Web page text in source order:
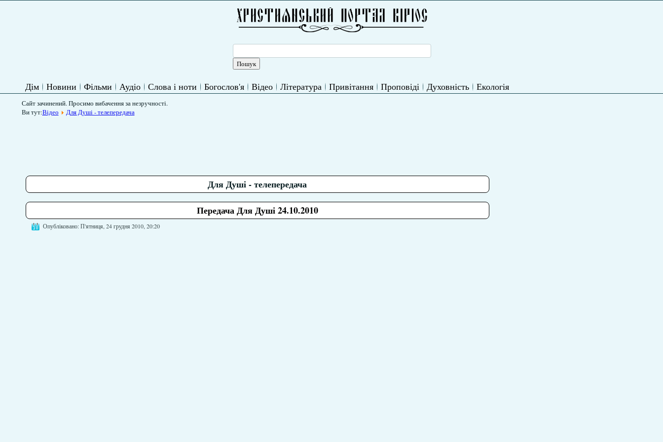
Дім Новини Фільми Аудіо Слова і ноти Богослов'я Відео Література Привітання Проповіді Духовність Екологія
Сайт зачинений. Просимо вибачення за незручності.
Ви тут:Відео Для Душі - телепередача
Для Душі - телепередача
Передача Для Душі 24.10.2010
Опубліковано: П'ятниця, 24 грудня 2010, 20:20